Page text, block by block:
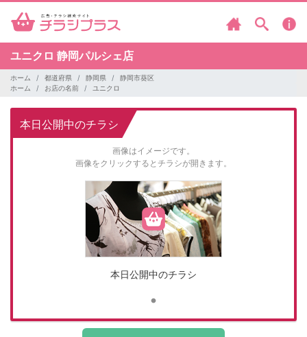
ユニクロ 静岡パルシェ店
ホーム 都道府県 静岡県
静岡市葵区
ホーム
お店の名前 ユニクロ
本日公開中のチラシ
画像はイメージです。
画像をクリックするとチラシが開きます。
本日公開中のチラシ